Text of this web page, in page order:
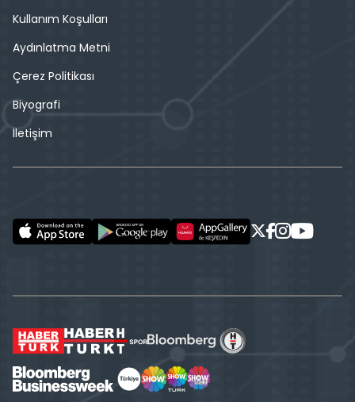
Kullanım Koşulları
Aydınlatma Metni
Çerez Politikası
Biyografi
İletişim